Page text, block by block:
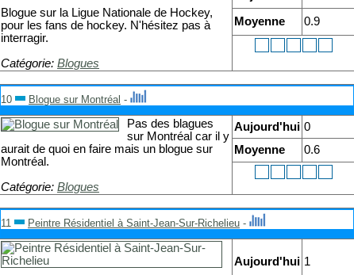
Blogue sur la Ligue Nationale de Hockey,
pour les fans de hockey. N'hésitez pas à
interragir.
Catégorie: Blogues
Moyenne 0.9
10 Blogue sur Montréal -
Pas des blagues
sur Montréal car il y
aurait de quoi en faire mais un blogue sur
Montréal.
Catégorie: Blogues
Aujourd'hui 0
Moyenne
0.6
11 Peintre Résidentiel à Saint-Jean-Sur-Richelieu -
Aujourd'hui 1